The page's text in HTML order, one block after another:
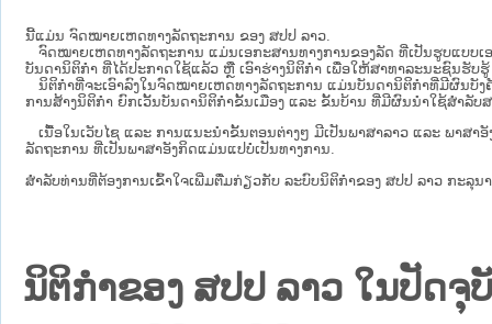
ນີ້ແມ່ນ ຈົດໝາຍເຫດທາງລັດຖະການ ຂອງ ສປປ ລາວ.
ຈົດໝາຍເຫດທາງລັດຖະການ ແມ່ນ​ເອ​ກະ​ສານ​ທາງ​ການ​ຂອງ​ລັດ ທີ່​ເປັນ​ຮູບ​ແບບ​ເ
ບັນ​ດາ​ນິ​ຕິ​ກຳ ທີ່ໄດ້ປະກາດໃຊ້ແລ້ວ ຫຼື ເອົາຮ່າງນິຕິກໍາ ເພື່ອໃຫ້​ສາ​ທາ​ລະ​ນະ​ຊົນ​ຮັບ​
ນິ​ຕິ​ກຳ​ທີ່​ຈະ​ເອົາ​ລົງ​ໃນ​ຈົດ​ໝາຍ​ເຫດ​ທາງ​ລັດ​ຖະ​ການ ​ແມ່ນ​ບັນ​ດາ​ນິ​ຕິ​ກຳ​ທີ່​ມີ​ຜົນ​ບັ
ການ​ສ້າງ​ນິ​ຕິ​ກຳ ຍົກ​ເວັ້ນ​ບັນ​ດານິ​ຕິ​ກຳ​ຂັ້ນ​ເມືອງ ແລະ ຂັ້ນ​ບ້ານ ​ທີ່​ມີ​ຜົນ​ນຳ​ໃຊ້​ສຳ​ລັບ​
ເນື້ອໃນ​ເວັບ​ໄຊ​ ແລະ ການແນະນໍາຂັ້ນຕອນຕ່າງໆ ມີເປັນພາສາລາວ ແລະ ພາສາ
ລັດຖະການ ທີ່ເປັນພາສາອັງກິດແມ່ນແປບໍ່ເປັນທາງການ.
ສໍາລັບທ່ານທີ່ຕ້ອງການເຂົ້າໃຈເພີ່ມຕື່ມກ່ຽວກັບ ລະບົບນິຕິກຳຂອງ ສປປ ລາວ ກະລຸນ
ນິຕິກຳຂອງ ສປປ ລາວ ໃນປັດ